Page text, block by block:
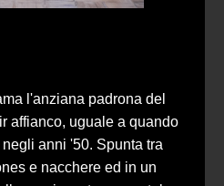
l'anziana padrona del
affianco, uguale a quando
anni '50. Spunta tra
e nacchere ed in un